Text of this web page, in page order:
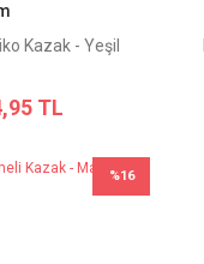
Kazak - Yeşil
TL
%16